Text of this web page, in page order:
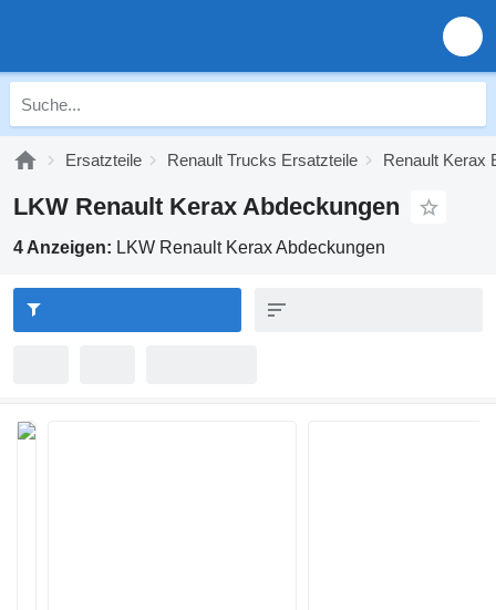
Ersatzteile Renault Trucks Ersatzteile Renault Kerax
LKW Renault Kerax Abdeckungen
4 Anzeigen: LKW Renault Kerax Abdeckungen